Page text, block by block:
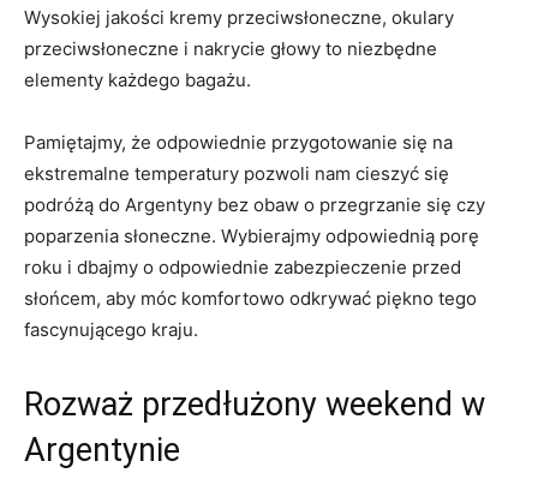
Wysokiej jakości kremy przeciwsłoneczne,‌ okulary
przeciwsłoneczne i nakrycie głowy to niezbędne
elementy każdego bagażu.
Pamiętajmy, że ​odpowiednie przygotowanie się na
ekstremalne ‌temperatury pozwoli nam ‌cieszyć się
podróżą‌ do Argentyny ⁣bez⁣ obaw o przegrzanie się⁤ czy
poparzenia słoneczne. Wybierajmy odpowiednią ​porę
roku i dbajmy ⁢o odpowiednie zabezpieczenie przed
słońcem, aby móc komfortowo odkrywać piękno tego
fascynującego kraju.
Rozważ przedłużony weekend⁣ w
‍Argentynie